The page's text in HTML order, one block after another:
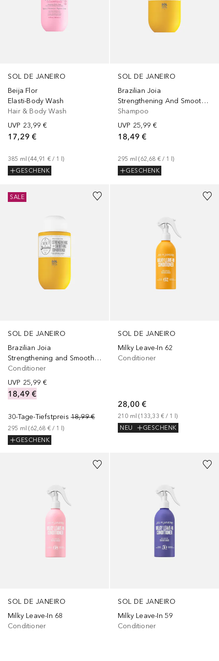
SOL DE JANEIRO
Beija Flor
Elasti-Body Wash
Hair & Body Wash
UVP 23,99 €
17,29 €
385 ml (44,91 € / 1 l)
GESCHENK
SOL DE JANEIRO
Brazilian Joia
Strengthening And Smoothing
Shampoo
UVP 25,99 €
18,49 €
295 ml (62,68 € / 1 l)
GESCHENK
SOL DE JANEIRO
Brazilian Joia
Strengthening and Smoothing
Conditioner
UVP 25,99 €
18,49 €
30-Tage-Tiefstpreis 18,99 €
295 ml (62,68 € / 1 l)
GESCHENK
SALE
1Größe
SOL DE JANEIRO
Milky Leave-In 62
Conditioner
28,00 €
210 ml (133,33 € / 1 l)
NEU
GESCHENK
1Größe
SOL DE JANEIRO
Milky Leave-In 68
Conditioner
Größe
SOL DE JANEIRO
Milky Leave-In 59
Conditioner